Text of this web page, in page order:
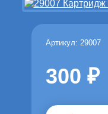
Артикул: 29007
300